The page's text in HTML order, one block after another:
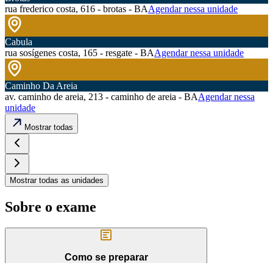
rua frederico costa, 616 - brotas - BAAgendar nessa unidade
Cabula
rua sosígenes costa, 165 - resgate - BAAgendar nessa unidade
Caminho Da Areia
av. caminho de areia, 213 - caminho de areia - BAAgendar nessa
unidade
Mostrar todas
Mostrar todas as unidades
Sobre o exame
Como se preparar